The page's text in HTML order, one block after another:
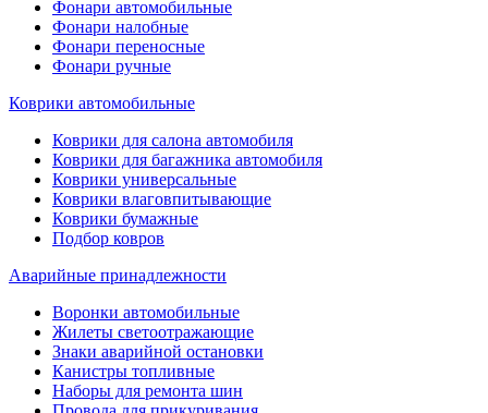
Фонари автомобильные
Фонари налобные
Фонари переносные
Фонари ручные
Коврики автомобильные
Коврики для салона автомобиля
Коврики для багажника автомобиля
Коврики универсальные
Коврики влаговпитывающие
Коврики бумажные
Подбор ковров
Аварийные принадлежности
Воронки автомобильные
Жилеты светоотражающие
Знаки аварийной остановки
Канистры топливные
Наборы для ремонта шин